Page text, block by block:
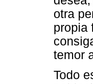
otra
propia
temor
Todo